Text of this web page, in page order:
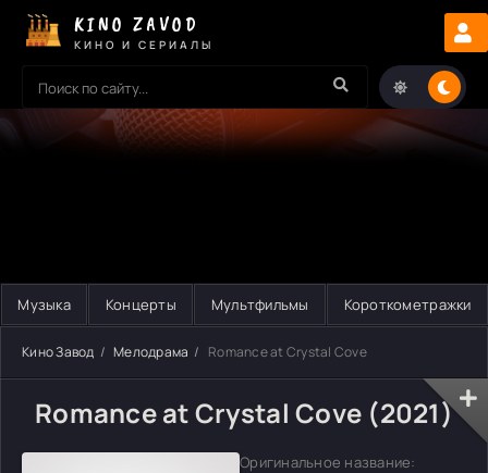
KINO ZAVOD
КИНО И СЕРИАЛЫ
Музыка Концерты Мультфильмы Короткометражки
Кино Завод Мелодрама Romance at Crystal Cove
Romance at Crystal Cove (2021)
Оригинальное название: